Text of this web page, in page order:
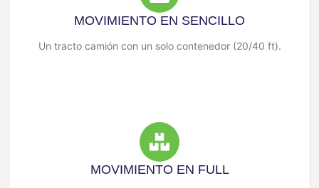
MOVIMIENTO EN SENCILLO
Un tracto camión con un solo contenedor (20/40 ft).
MOVIMIENTO EN FULL